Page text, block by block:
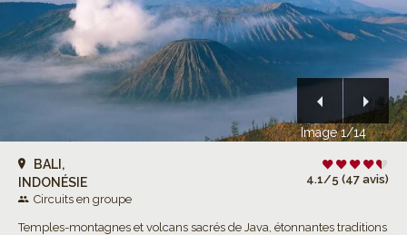
Image 1/14
BALI,
INDONÉSIE
Circuits en groupe
4.1/5 (47 avis)
Temples-montagnes et volcans sacrés de Java, étonnantes traditions